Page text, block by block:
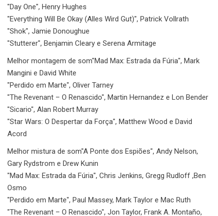
"Day One", Henry Hughes
"Everything Will Be Okay (Alles Wird Gut)", Patrick Vollrath
"Shok", Jamie Donoughue
"Stutterer", Benjamin Cleary e Serena Armitage
Melhor montagem de som"Mad Max: Estrada da Fúria", Mark
Mangini e David White
"Perdido em Marte", Oliver Tarney
"The Revenant – O Renascido", Martin Hernandez e Lon Bender
"Sicario", Alan Robert Murray
"Star Wars: O Despertar da Força", Matthew Wood e David
Acord
Melhor mistura de som"A Ponte dos Espiões", Andy Nelson,
Gary Rydstrom e Drew Kunin
"Mad Max: Estrada da Fúria", Chris Jenkins, Gregg Rudloff ,Ben
Osmo
"Perdido em Marte", Paul Massey, Mark Taylor e Mac Ruth
"The Revenant – O Renascido", Jon Taylor, Frank A. Montaño,